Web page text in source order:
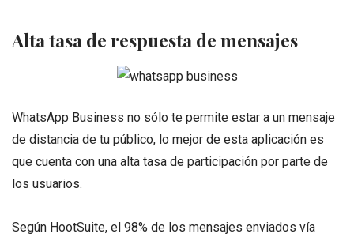
Alta tasa de respuesta de mensajes
WhatsApp Business no sólo te permite estar a un mensaje
de distancia de tu público, lo mejor de esta aplicación es
que cuenta con una alta tasa de participación por parte de
los usuarios.
Según HootSuite, el 98% de los mensajes enviados vía